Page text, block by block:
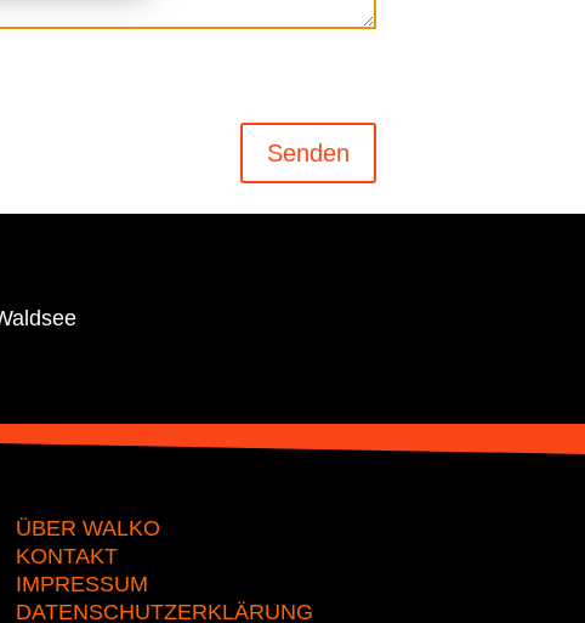
Senden
ÜBER WALKO
KONTAKT
IMPRESSUM
DATENSCHUTZERKLÄRUNG